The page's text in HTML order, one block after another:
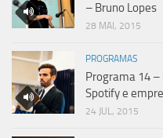
– Bruno Lopes
28 MAI, 2015
PROGRAMAS
Programa 14 –
Spotify e
24 JUL, 2015